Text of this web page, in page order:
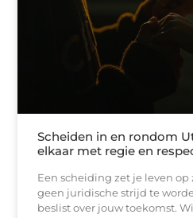
Scheiden in en rondom
elkaar met regie en
Een scheiding zet je leven op
geen juridische strijd te
beslist over jouw toekomst.